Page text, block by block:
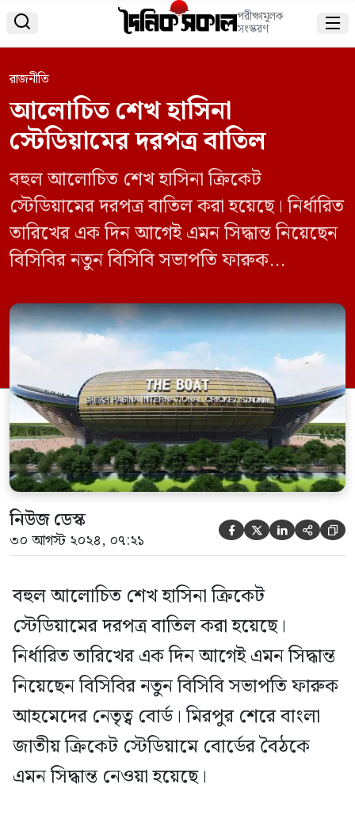
 পরীক্ষামূলক
সংস্করণ 
রাজনীতি
আলোচিত শেখ হাসিনা
স্টেডিয়ামের দরপত্র বাতিল
বহুল আলোচিত শেখ হাসিনা ক্রিকেট
স্টেডিয়ামের দরপত্র বাতিল করা হয়েছে। নির্ধারিত
তারিখের এক দিন আগেই এমন সিদ্ধান্ত নিয়েছেন
বিসিবির নতুন বিসিবি সভাপতি ফারুক
জাতীয় ক্রিকেট স্টেডিয়ামে বোর্ডের বৈঠকে এমন
সিদ্ধান্ত নেওয়া হয়েছে। বৈঠক শেষে সংবাদ
সম্মেলনে ফারুক আহমেদ জানিয়েছেন, আর্থিক
ক্ষতি পুষিয়ে নিতে বিকল্প কিছু করতে চান তারা।
আগামী […]
নিউজ ডেস্ক
৩০ আগস্ট ২০২৪, ০৭:২১     
বহুল আলোচিত শেখ হাসিনা ক্রিকেট
স্টেডিয়ামের দরপত্র বাতিল করা হয়েছে।
নির্ধারিত তারিখের এক দিন আগেই এমন সিদ্ধান্ত
নিয়েছেন বিসিবির নতুন বিসিবি সভাপতি ফারুক
আহমেদের নেতৃত্ব বোর্ড। মিরপুর শেরে বাংলা
জাতীয় ক্রিকেট স্টেডিয়ামে বোর্ডের বৈঠকে
এমন সিদ্ধান্ত নেওয়া হয়েছে।